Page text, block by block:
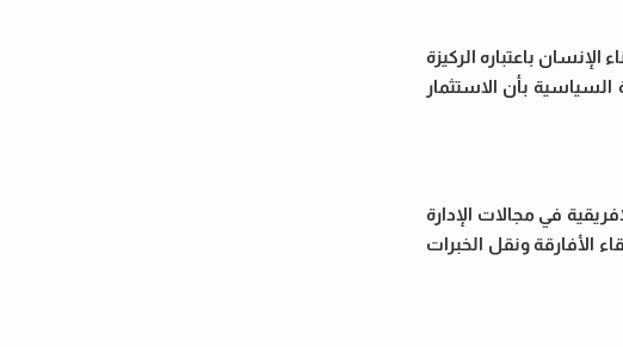
باعتباره الركيزة
بأن الاستثمار
في مجالات الإدارة
الأفارقة ونقل الخبرات